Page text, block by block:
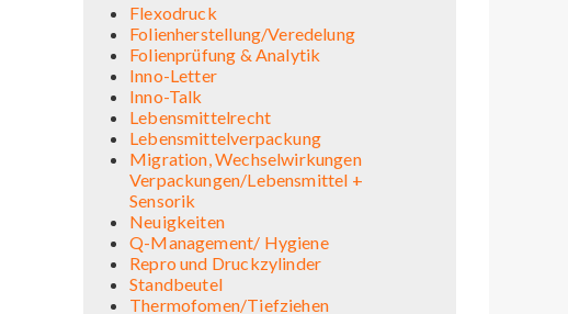
Flexodruck
Folienherstellung/Veredelung
Folienprüfung & Analytik
Inno-Letter
Inno-Talk
Lebensmittelrecht
Lebensmittelverpackung
Migration, Wechselwirkungen
Verpackungen/Lebensmittel +
Sensorik
Neuigkeiten
Q-Management/ Hygiene
Repro und Druckzylinder
Standbeutel
Thermofomen/Tiefziehen